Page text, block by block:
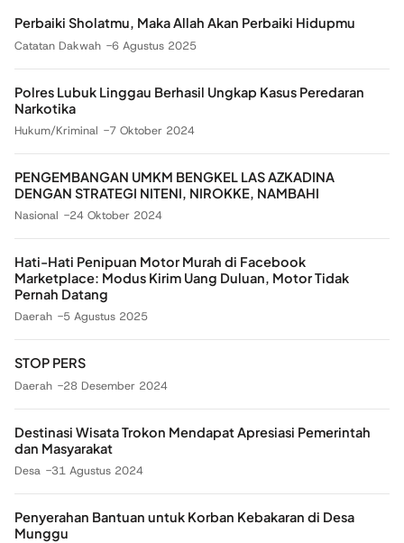
Perbaiki Sholatmu, Maka Allah Akan Perbaiki Hidupmu
Catatan Dakwah 6 Agustus 2025
Polres Lubuk Linggau Berhasil Ungkap Kasus Peredaran
Narkotika
Hukum/Kriminal 7 Oktober 2024
PENGEMBANGAN UMKM BENGKEL LAS AZKADINA
DENGAN STRATEGI NITENI, NIROKKE, NAMBAHI
Nasional 24 Oktober 2024
Hati-Hati Penipuan Motor Murah di Facebook
Marketplace: Modus Kirim Uang Duluan, Motor Tidak
Pernah Datang
Daerah 5 Agustus 2025
STOP PERS
Daerah 28 Desember 2024
Destinasi Wisata Trokon Mendapat Apresiasi Pemerintah
dan Masyarakat
Desa 31 Agustus 2024
Penyerahan Bantuan untuk Korban Kebakaran di Desa
Munggu